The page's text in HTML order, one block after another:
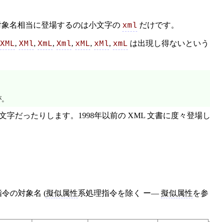
名相当に登場するのは小文字の xml だけです。
XML, XMl, XmL, Xml, xML, xMl, xmL は出現し得ないという
字だったりします。1998年以前の XML 文書に度々登場し
の対象名 (擬似属性系処理指令を除く ー— 擬似属性を参